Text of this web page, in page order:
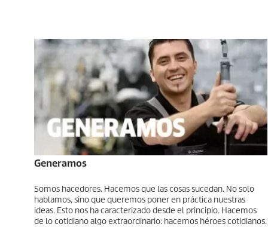
Generamos
Somos hacedores. Hacemos que las cosas sucedan. No solo
hablamos, sino que queremos poner en práctica nuestras
ideas. Esto nos ha caracterizado desde el principio. Hacemos
de lo cotidiano algo extraordinario: hacemos héroes cotidianos.